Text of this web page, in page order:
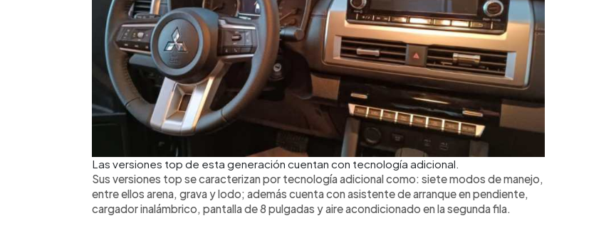
Las versiones top de esta generación cuentan con tecnología adicional.
Sus versiones top se caracterizan por tecnología adicional como: siete modos de manejo,
entre ellos arena, grava y lodo; además cuenta con asistente de arranque en pendiente,
cargador inalámbrico, pantalla de 8 pulgadas y aire acondicionado en la segunda fila.